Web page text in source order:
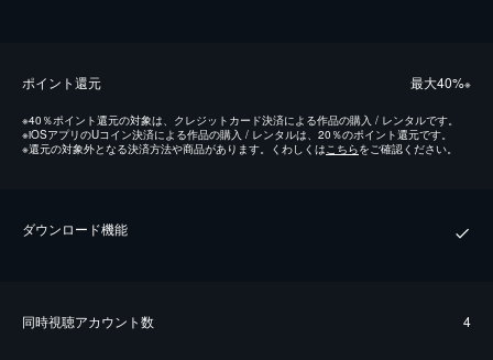
ポイント還元 最⼤40%※
※40％ポイント還元の対象は、クレジットカード決済による作品の購入 / レンタルです。
※iOSアプリのUコイン決済による作品の購入 / レンタルは、20％のポイント還元です。
※還元の対象外となる決済方法や商品があります。くわしくはこちらをご確認ください。
ダウンロード機能
同時視聴アカウント数 4